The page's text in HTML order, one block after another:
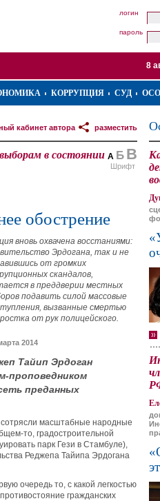
логин
пароль
8
КОРРУПЦИЯ СУД
разместить
кабинет автора
А Б В
Шрифт
в состоянии
обострение
вновь охвачена восстаниями:
Эрдогана, так и не
от громких
скандалов,
в преддверии местных
подавить силой массовые
вызванные смертью
от рук полицейского.
2014
Тайип Эрдоган
проповедником
преданных
сотрясли масштабные народные
то, градостроительной
парк Гези в Стамбуле),
Реджепа Тайипа Эрдогана
очередь то, с какой легкостью
гражданских